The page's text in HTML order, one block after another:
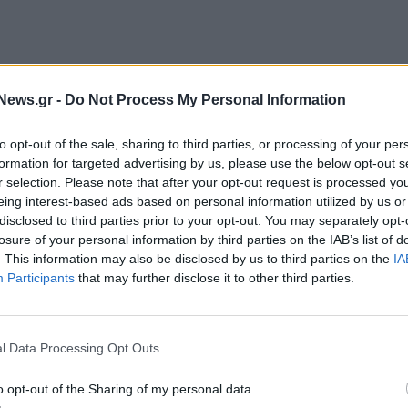
- Do Not Process My Personal Information
opt-out of the sale, sharing to third parties, or processing of your
for targeted advertising by us, please use the below opt-out
selection. Please note that after your opt-out request is processed
interest-based ads based on personal information utilized by us
to third parties prior to your opt-out. You may separately
of your personal information by third parties on the IAB’s list of
This information may also be disclosed by us to third parties on the
Participants that may further disclose it to other third parties.
Data Processing Opt Outs
opt-out of the Sharing of my personal data.
Αποβλήτων, Ενέργειας και Υδάτων στο
την προετοιμασία της επαναφοράς της
κανονικότητας. Υπενθυμίζεται ότι στην έκτακτα
περιλαμβάνεται η αναστολή της ρήτρας
η επιβολή πλαφόν στην αποζημίωση των
των καταναλωτών ρεύματος από την
τα εξής:
επιλογής Προμηθευτή. Η διαδικασία αλλαγής